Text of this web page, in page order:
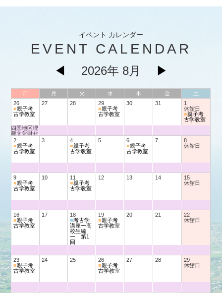
イベント カレンダー
EVENT CALENDAR
◀ 2026年 8月 ▶
日 月 火 水 木 金
土
26
■親子考
古学教室
四国地区埋
蔵文化財セ
ンター発掘
へんろ展
四国のモノ
づくりー弥
27 28
29
■親子考
古学教室
30 31
1
休館日
■親子考
古学教室
2
■親子考
古学教室
3
4
■親子考
古学教室
5
6
■親子考
古学教室
7
8
休館日
9
■親子考
古学教室
10
11
■親子考
古学教室
12 13 14
15
休館日
16
■親子考
古学教室
17
18
■考古学
講座ー高
校生編
ー 第1
回
19
■親子考
古学教室
20 21
22
休館日
23
■親子考
古学教室
24 25
26
■親子考
古学教室
27 28
29
休館日